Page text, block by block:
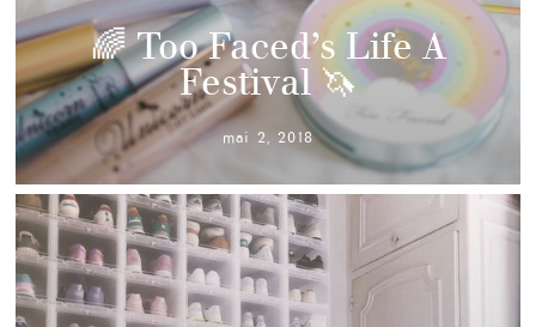
🌈 Too Faced’s Life A
Festival 🦄
mai 2, 2018